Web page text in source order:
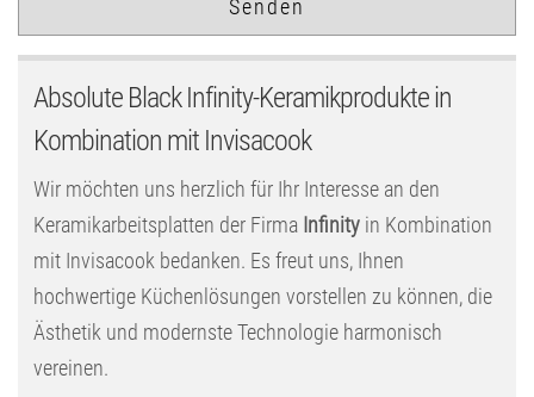
Absolute Black Infinity-Keramikprodukte in
Kombination mit Invisacook
Wir möchten uns herzlich für Ihr Interesse an den
Keramikarbeitsplatten der Firma Infinityin Kombination
mit Invisacook bedanken. Es freut uns, Ihnen
hochwertige Küchenlösungen vorstellen zu können, die
Ästhetik und modernste Technologie harmonisch
vereinen.